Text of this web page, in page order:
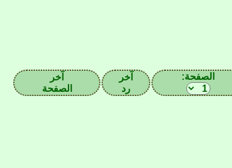
الصفحة:
آخر
رد
آخر
الصفحة